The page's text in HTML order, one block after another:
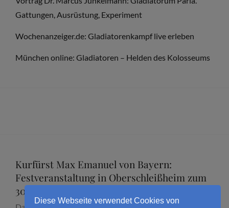
Gattungen, Ausrüstung, Experiment
Wochenanzeiger.de: Gladiatorenkampf live erleben
München online: Gladiatoren – Helden des Kolosseums
Kurfürst Max Emanuel von Bayern:
Festveranstaltung in Oberschleißheim zum
300. Todestag mit Dr. Marcus Junkelmann
Diese Webseite verwendet Cookies von